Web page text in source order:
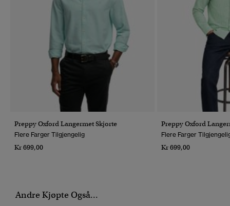
Preppy Oxford Langermet Skjorte
Flere Farger Tilgjengelig
Kr 699,00
Preppy Oxford
Flere Farger
Kr 699,00
Andre Kjøpte Også...